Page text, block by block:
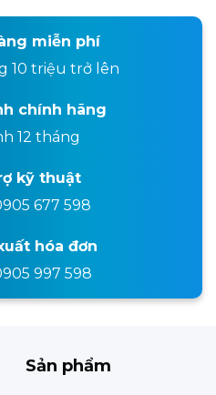
miễn phí
10 triệu trở lên
chính hãng
12 tháng
kỹ thuật
677 598
hóa đơn
997 598
Sản phẩm